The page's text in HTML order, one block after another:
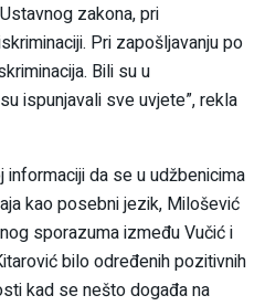
zakona, pri
Pri zapošljavanju po
Bili su u
ispunjavali sve uvjete”, rekla
da se u udžbenicima
kao posebni jezik, Milošević
sporazuma između Vučić i
bilo određenih pozitivnih
kad se nešto događa na